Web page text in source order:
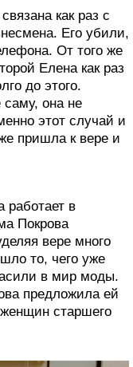
как раз с
Его убили,
От того же
Елена как раз
до этого.
саму, она не
этот случай и
пришла к вере и
работает в
Покрова
вере много
то, чего уже
в мир моды.
предложила ей
старшего